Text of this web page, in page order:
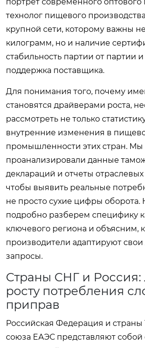
технолог пищевого
крупной сети, которому важны
килограмм, но и наличие
стабильность партии от партии и
поддержка поставщика.
Для понимания того, почему
становятся драйверами роста,
рассмотреть не только
внутренние изменения в
промышленности этих стран. Мы
проанализировали данные
деклараций и отчеты
чтобы выявить реальные
не просто сухие цифры
подробно разберем специфику
ключевого региона и объясним,
производители адаптируют
запросы.
Страны СНГ и Россия:
росту потребления
приправ
Российская Федерация и
союза ЕАЭС представляют